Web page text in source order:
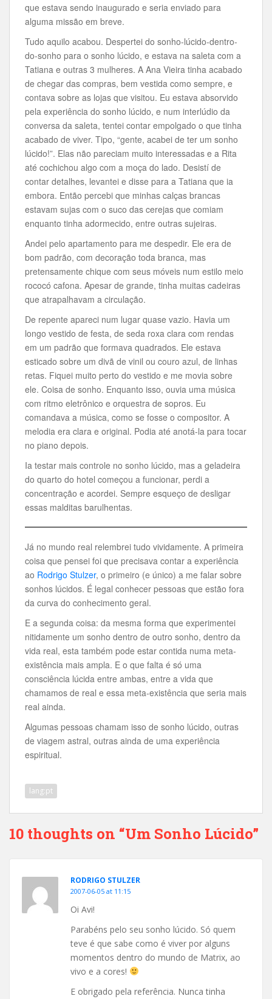
que estava sendo inaugurado e seria enviado para
alguma missão em breve.
Tudo aquilo acabou. Despertei do sonho-lúcido-dentro-
do-sonho para o sonho lúcido, e estava na saleta com a
Tatiana e outras 3 mulheres. A Ana Vieira tinha acabado
de chegar das compras, bem vestida como sempre, e
contava sobre as lojas que visitou. Eu estava absorvido
pela experiência do sonho lúcido, e num interlúdio da
conversa da saleta, tentei contar empolgado o que tinha
acabado de viver. Tipo, “gente, acabei de ter um sonho
lúcido!”. Elas não pareciam muito interessadas e a Rita
até cochichou algo com a moça do lado. Desistí de
contar detalhes, levantei e disse para a Tatiana que ia
embora. Então percebi que minhas calças brancas
estavam sujas com o suco das cerejas que comiam
enquanto tinha adormecido, entre outras sujeiras.
Andei pelo apartamento para me despedir. Ele era de
bom padrão, com decoração toda branca, mas
pretensamente chique com seus móveis num estilo meio
rococó cafona. Apesar de grande, tinha muitas cadeiras
que atrapalhavam a circulação.
De repente apareci num lugar quase vazio. Havia um
longo vestido de festa, de seda roxa clara com rendas
em um padrão que formava quadrados. Ele estava
esticado sobre um divã de vinil ou couro azul, de linhas
retas. Fiquei muito perto do vestido e me movia sobre
ele. Coisa de sonho. Enquanto isso, ouvia uma música
com ritmo eletrônico e orquestra de sopros. Eu
comandava a música, como se fosse o compositor. A
melodia era clara e original. Podia até anotá-la para tocar
no piano depois.
Ia testar mais controle no sonho lúcido, mas a geladeira
do quarto do hotel começou a funcionar, perdi a
concentração e acordei. Sempre esqueço de desligar
essas malditas barulhentas.
Já no mundo real relembrei tudo vividamente. A primeira
coisa que pensei foi que precisava contar a experiência
ao Rodrigo Stulzer, o primeiro (e único) a me falar sobre
sonhos lúcidos. É legal conhecer pessoas que estão fora
da curva do conhecimento geral.
E a segunda coisa: da mesma forma que experimentei
nitidamente um sonho dentro de outro sonho, dentro da
vida real, esta também pode estar contida numa meta-
existência mais ampla. E o que falta é só uma
consciência lúcida entre ambas, entre a vida que
chamamos de real e essa meta-existência que seria mais
real ainda.
Algumas pessoas chamam isso de sonho lúcido, outras
de viagem astral, outras ainda de uma experiência
espiritual.
lang:pt
10 thoughts on “Um Sonho Lúcido”
RODRIGO STULZER
2007-06-05 at 11:15
Oi Avi!
Parabéns pelo seu sonho lúcido. Só quem
teve é que sabe como é viver por alguns
momentos dentro do mundo de Matrix, ao
vivo e a cores!
E obrigado pela referência. Nunca tinha